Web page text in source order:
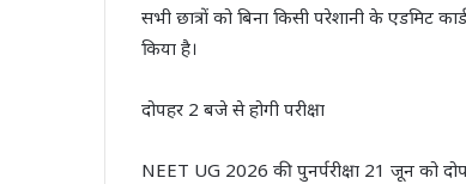
सभी छात्रों को बिना किसी परेशानी के एडमिट
किया है।
दोपहर 2 बजे से होगी परीक्षा
NEET UG 2026 की पुनर्परीक्षा 21 जून को